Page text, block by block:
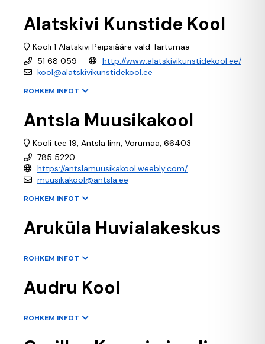
Alatskivi Kunstide Kool
Kooli 1 Alatskivi Peipsiääre vald Tartumaa
51 68 059
http://www.alatskivikunstidekool.ee/
kool@alatskivikunstidekool.ee
ROHKEM INFOT
Antsla Muusikakool
Kooli tee 19, Antsla linn, Võrumaa, 66403
785 5220
https://antslamuusikakool.weebly.com/
muusikakool@antsla.ee
ROHKEM INFOT
Aruküla Huvialakeskus
ROHKEM INFOT
Audru Kool
ROHKEM INFOT